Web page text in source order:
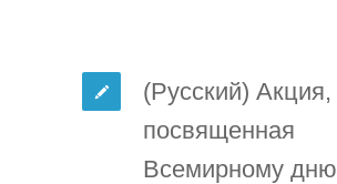
(Русский) Акция,
посвященная
Всемирному дню